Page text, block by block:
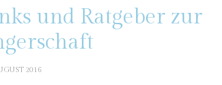
und Ratgeber zur
2016